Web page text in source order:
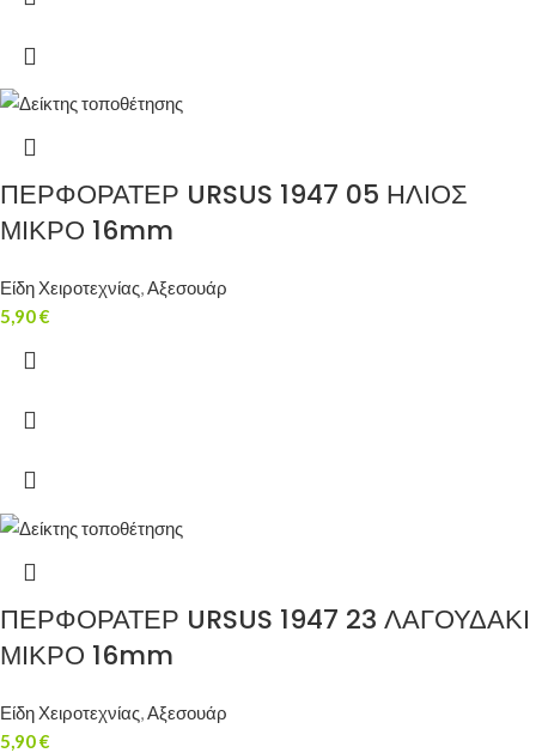
ΠΕΡΦΟΡΑΤΕΡ URSUS 1947 05 ΗΛΙΟΣ
ΜΙΚΡΟ 16mm
Είδη Χειροτεχνίας,Αξεσουάρ
5,90€
ΠΕΡΦΟΡΑΤΕΡ URSUS 1947 23 ΛΑΓΟΥΔΑΚΙ
ΜΙΚΡΟ 16mm
Είδη Χειροτεχνίας,Αξεσουάρ
5,90€